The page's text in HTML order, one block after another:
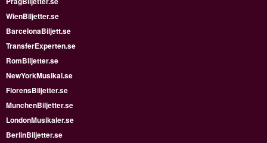
WienBiljetter.se
BarcelonaBiljett.se
TransferExperten.se
RomBiljetter.se
NewYorkMusikal.se
FlorensBiljetter.se
MunchenBiljetter.se
LondonMusikaler.se
BerlinBiljetter.se